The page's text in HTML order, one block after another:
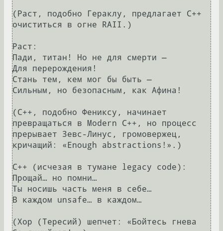
(Раст, подобно Гераклу, предлагает С++
очиститься в огне RAII.)
Раст:
Пади, титан! Но не для смерти —
Для перерождения!
Стань тем, кем мог бы быть —
Сильным, но безопасным, как Афина!
(С++, подобно Фениксу, начинает
превращаться в Modern C++, но процесс
прерывает Зевс-Линус, громовержец,
кричащий: «Enough abstractions!».)
С++ (исчезая в тумане legacy code):
Прощай… но помни…
Ты носишь часть меня в себе…
В каждом unsafe… в каждом…
(Хор (Тересий) шепчет: «Бойтесь гнева